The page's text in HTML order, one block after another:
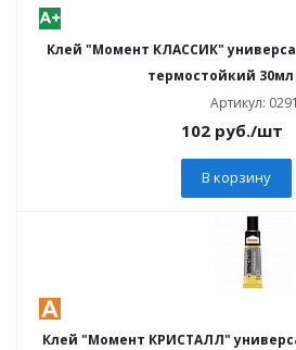
Клей "Момент КЛАССИК"
термостойкий 30мл
Артикул:
102 руб./шт
В корзину
Клей "Момент КРИСТАЛЛ"